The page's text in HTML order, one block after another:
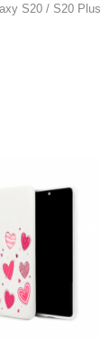
Panda
S20 / S20